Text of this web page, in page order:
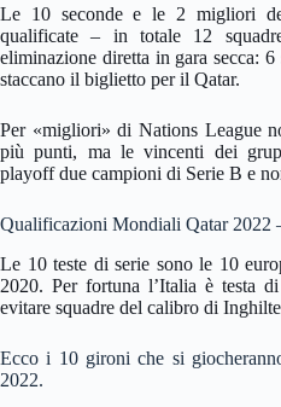
Le 10 seconde e le 2 migliori
qualificate – in totale 12
eliminazione diretta in gara secca:
staccano il biglietto per il Qatar.
Per «migliori» di Nations League
più punti, ma le vincenti dei
playoff due campioni di Serie B e
Qualificazioni Mondiali Qatar 2022
Le 10 teste di serie sono le 10
2020. Per fortuna l’Italia è testa
evitare squadre del calibro di
Ecco i 10 gironi che si
2022.